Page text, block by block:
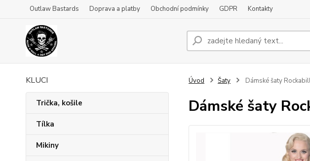
Outlaw Bastards Doprava a platby Obchodní podmínky GDPR Kontakty
KLUCI
Trička, košile
Tílka
Mikiny
Úvod Šaty Dámské šaty
Dámské šaty